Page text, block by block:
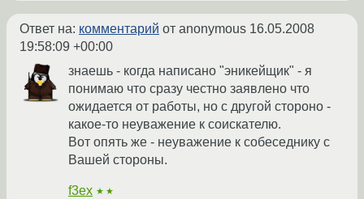
Ответ на: комментарий от anonymous 16.05.2008
19:58:09 +00:00
знаешь - когда написано "эникейщик" - я
понимаю что сразу честно заявлено что
ожидается от работы, но с другой стороно -
какое-то неуважение к соискателю.
Вот опять же - неуважение к собеседнику с
Вашей стороны.
f3ex ★★